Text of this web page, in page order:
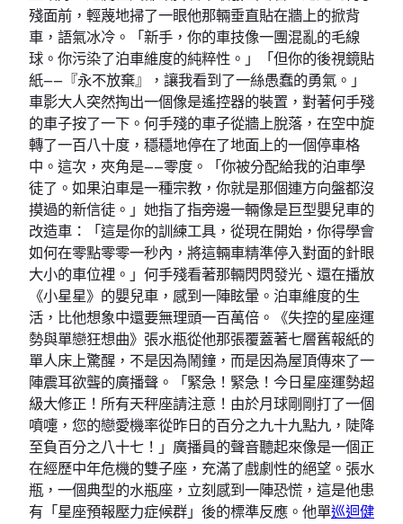
殘面前，輕蔑地掃了一眼他那輛垂直貼在牆上的掀背
車，語氣冰冷。「新手，你的車技像一團混亂的毛線
球。你污染了泊車維度的純粹性。」「但你的後視鏡貼
紙——『永不放棄』，讓我看到了一絲愚蠢的勇氣。」
車影大人突然掏出一個像是遙控器的裝置，對著何手殘
的車子按了一下。何手殘的車子從牆上脫落，在空中旋
轉了一百八十度，穩穩地停在了地面上的一個停車格
中。這次，夾角是——零度。「你被分配給我的泊車學
徒了。如果泊車是一種宗教，你就是那個連方向盤都沒
摸過的新信徒。」她指了指旁邊一輛像是巨型嬰兒車的
改造車：「這是你的訓練工具，從現在開始，你得學會
如何在零點零零一秒內，將這輛車精準停入對面的針眼
大小的車位裡。」何手殘看著那輛閃閃發光、還在播放
《小星星》的嬰兒車，感到一陣眩暈。泊車維度的生
活，比他想象中還要無理頭一百萬倍。《失控的星座運
勢與單戀狂想曲》張水瓶從他那張覆蓋著七層舊報紙的
單人床上驚醒，不是因為鬧鐘，而是因為屋頂傳來了一
陣震耳欲聾的廣播聲。「緊急！緊急！今日星座運勢超
級大修正！所有天秤座請注意！由於月球剛剛打了一個
噴嚏，您的戀愛機率從昨日的百分之九十九點九，陡降
至負百分之八十七！」廣播員的聲音聽起來像是一個正
在經歷中年危機的雙子座，充滿了戲劇性的絕望。張水
瓶，一個典型的水瓶座，立刻感到一陣恐慌，這是他患
有「星座預報壓力症候群」後的標準反應。他單巡迴健